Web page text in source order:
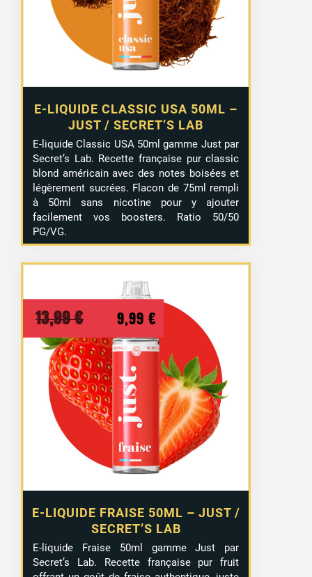
E-LIQUIDE CLASSIC USA 50ML –
JUST / SECRET’S LAB
13,99 €.9,99 €.
E-liquide Classic USA 50ml gamme Just par
Secret’s Lab. Recette française pur classic
blond américain avec des notes boisées et
légèrement sucrées. Flacon de 75ml rempli
à 50ml sans nicotine pour y ajouter
facilement vos boosters. Ratio 50/50
PG/VG.
E-LIQUIDE FRAISE 50ML – JUST /
SECRET’S LAB
13,99€
Le
prix
initial
était :
13,99 €.
9,99 €
prix
actuel
est :
9,99 €.
E-liquide Fraise 50ml gamme Just par
Secret’s Lab. Recette française pur fruit